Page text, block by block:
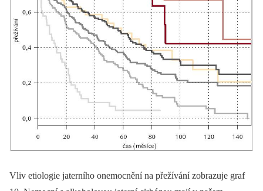
Vliv etiologie jaterního onemocnění na přežívání zobrazuje graf